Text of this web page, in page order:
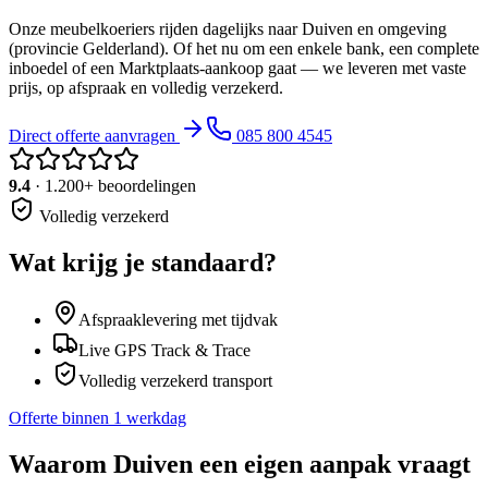
Onze meubelkoeriers rijden dagelijks naar Duiven en omgeving
(provincie Gelderland). Of het nu om een enkele bank, een complete
inboedel of een Marktplaats-aankoop gaat — we leveren met vaste
prijs, op afspraak en volledig verzekerd.
Direct offerte aanvragen 085 800 4545
9.4 · 1.200+ beoordelingen
Volledig verzekerd
Wat krijg je standaard?
Afspraaklevering met tijdvak
Live GPS Track & Trace
Volledig verzekerd transport
Offerte binnen 1 werkdag
Waarom Duiven een eigen aanpak vraagt